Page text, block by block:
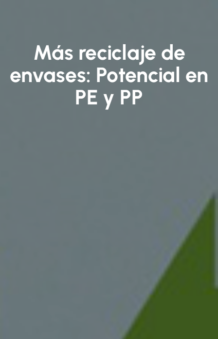
Más reciclaje de
envases: Potencial en
PE y PP